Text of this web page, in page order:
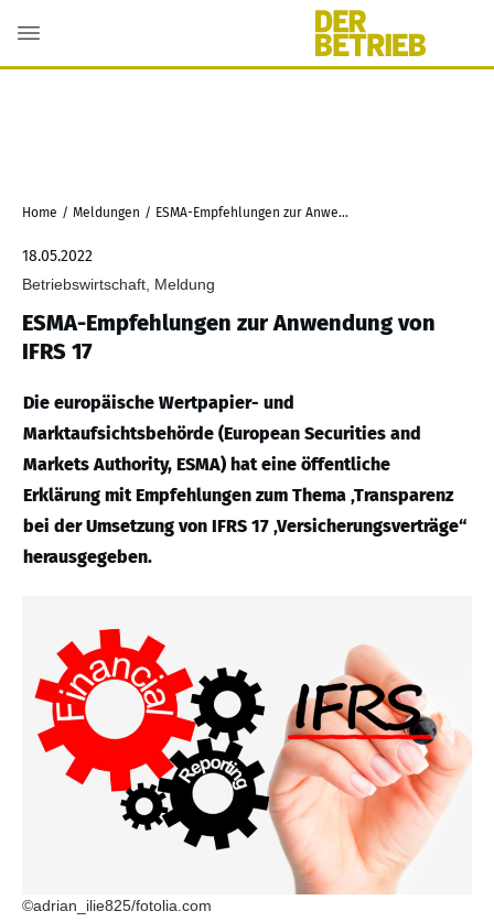
Home / Meldungen / ESMA-Empfehlungen zur Anwendung von IFRS 17
18.05.2022
Betriebswirtschaft, Meldung
ESMA-Empfehlungen zur Anwendung von
IFRS 17
Die europäische Wertpapier- und
Marktaufsichtsbehörde (European Securities and
Markets Authority, ESMA) hat eine öffentliche
Erklärung mit Empfehlungen zum Thema ‚Transparenz
bei der Umsetzung von IFRS 17 ‚Versicherungsverträge“
herausgegeben.
©adrian_ilie825/fotolia.com